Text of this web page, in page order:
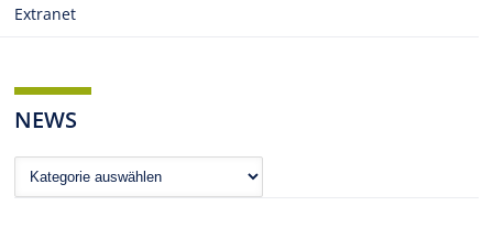
Extranet
NEWS
News